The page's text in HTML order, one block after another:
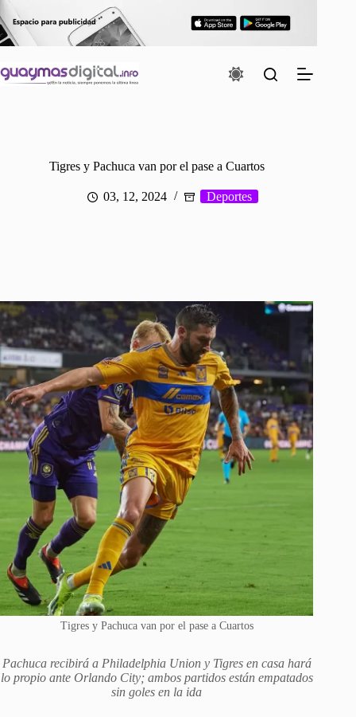
al
contenido
Tigres y Pachuca van por el pase a Cuartos
03, 12, 2024 Deportes
Tigres y Pachuca van por el pase a Cuartos
Pachuca recibirá a Philadelphia Union y Tigres en casa hará
lo propio ante Orlando City; ambos partidos están empatados
sin goles en la ida